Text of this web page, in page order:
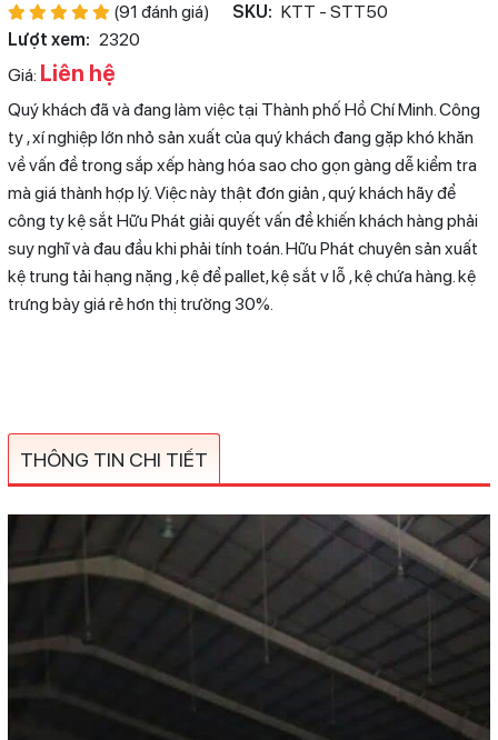
(91 đánh giá) SKU: KTT - STT50
Lượt xem: 2320
Giá: Liên hệ
Quý khách đã và đang làm việc tại Thành phố Hồ Chí Minh. Công
ty , xí nghiệp lớn nhỏ sản xuất của quý khách đang gặp khó khăn
về vấn đề trong sắp xếp hàng hóa sao cho gọn gàng dễ kiểm tra
mà giá thành hợp lý. Việc này thật đơn giản , quý khách hãy để
công ty kệ sắt Hữu Phát giải quyết vấn đề khiến khách hàng phải
suy nghĩ và đau đầu khi phải tính toán. Hữu Phát chuyên sản xuất
kệ trung tải hạng nặng , kệ để pallet, kệ sắt v lỗ , kệ chứa hàng. kệ
trưng bày giá rẻ hơn thị trường 30%.
THÔNG TIN CHI TIẾT